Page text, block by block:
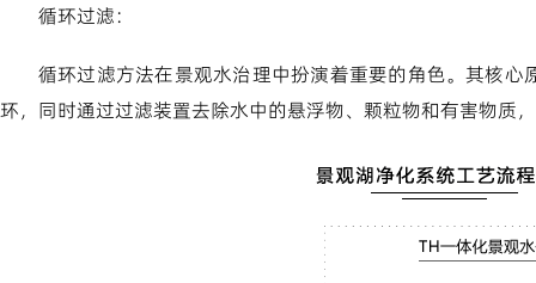
循环过滤：
循环过滤方法在景观水治理中扮演着重要的角色。其核
环，同时通过过滤装置去除水中的悬浮物、颗粒物和有害物质